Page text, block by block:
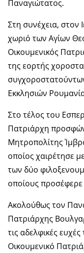
Παναγιώτατος.
Στη συνέχεια, στον
χωριό των Αγίων
Οικουμενικός
της εορτής
Εκκλησιών
Στο τέλος του
Πατριάρχη
Μητροπολίτης
οποίος χαιρέτησε
των δύο
οποίους
Ακολούθως τον
Πατριάρχης
τις αδελφικές
Οικουμενικό